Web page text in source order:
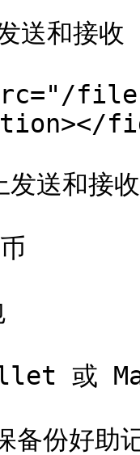
送和接
files/
送和接
或
备份好助